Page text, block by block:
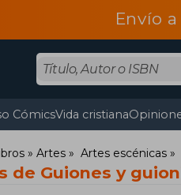
Envío
CómicsVida cristiana
Artes Artes escénicas
de Guiones y